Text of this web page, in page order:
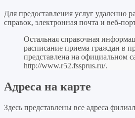
Для предоставления услуг удаленно
справок, электронная почта и веб-
Остальная справочная
расписание приема граждан в
представлена на официальном
http://www.r52.fssprus.ru/.
Адреса на карте
Здесь представлены все адреса